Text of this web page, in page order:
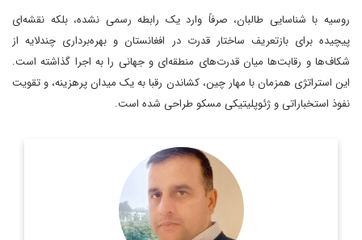
روسیه با شناسایی طالبان، صرفاً وارد یک رابطه رسمی نشده، بلکه نقشه‌ای
پیچیده برای بازتعریف ساختار قدرت در افغانستان و بهره‌برداری چندلایه از
شکاف‌ها و رقابت‌ها میان قدرت‌های منطقه‌ای و جهانی را به اجرا گذاشته است.
این استراتژی همزمان با مهار چین، کشاندن رقبا به یک میدان پرهزینه، و تقویت
نفوذ استخباراتی و ژئوپلیتیکی مسکو طراحی شده است.
استاد پیشین دانشگاه کابل
اطلاعات بیشتر